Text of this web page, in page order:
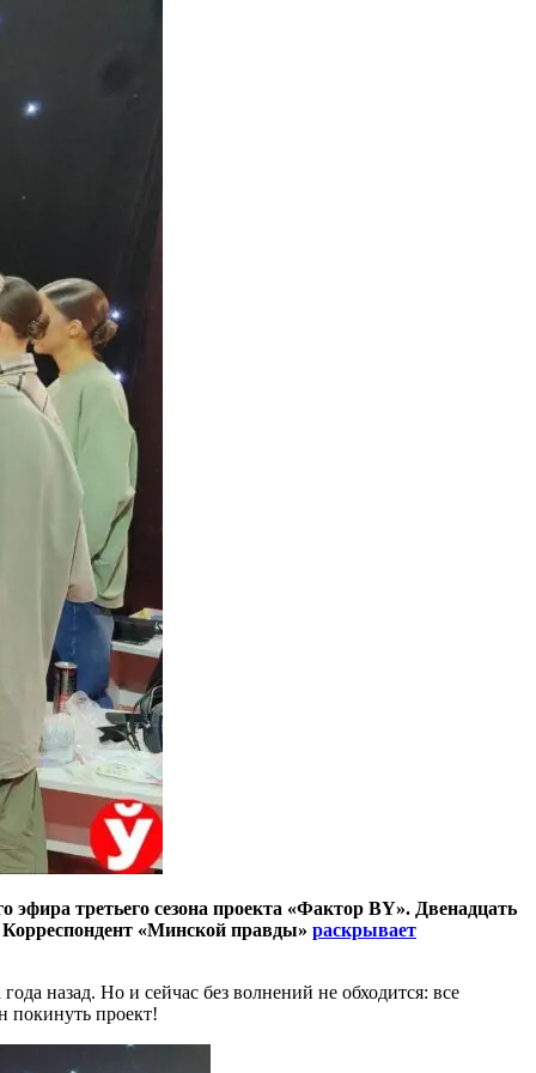
третьего сезона проекта «Фактор BY». Двенадцать
Корреспондент «Минской правды» раскрывает
назад. Но и сейчас без волнений не обходится: все
покинуть проект!